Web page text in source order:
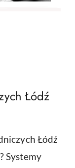
Łódź
Łódź
Systemy